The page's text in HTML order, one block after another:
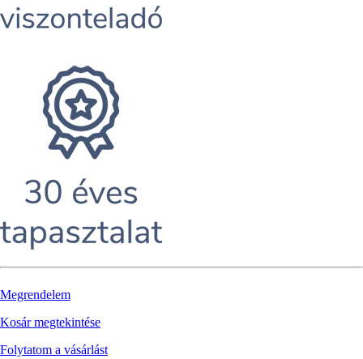
Megrendelem
Kosár megtekintése
Folytatom a vásárlást